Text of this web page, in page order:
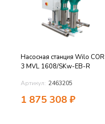
Насосная станция Wilo
3 MVL 1608/SKw-EB-R
Артикул: 2463205
1 875 308₽